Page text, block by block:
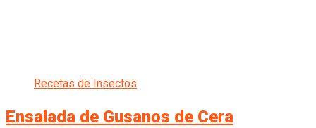
Recetas de Insectos
Ensalada de Gusanos de Cera